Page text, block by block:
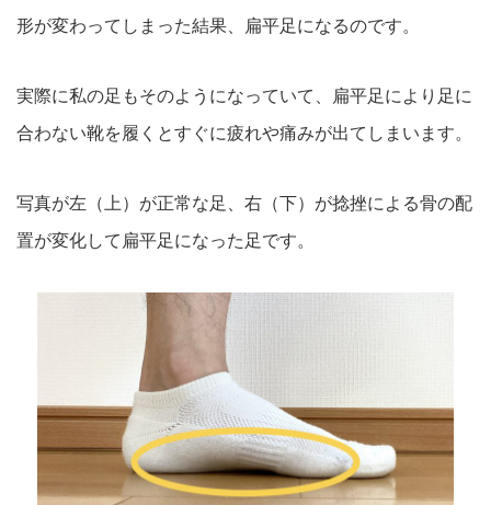
形が変わってしまった結果、扁平足になるのです。
実際に私の足もそのようになっていて、扁平足により足に
合わない靴を履くとすぐに疲れや痛みが出てしまいます。
写真が左（上）が正常な足、右（下）が捻挫による骨の配
置が変化して扁平足になった足です。